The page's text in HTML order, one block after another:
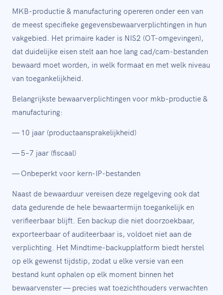
MKB-productie & manufacturing opereren onder een van
de meest specifieke gegevensbewaarverplichtingen in hun
vakgebied. Het primaire kader is NIS2 (OT-omgevingen),
dat duidelijke eisen stelt aan hoe lang cad/cam-bestanden
bewaard moet worden, in welk formaat en met welk niveau
van toegankelijkheid.
Belangrijkste bewaarverplichtingen voor mkb-productie &
manufacturing:
— 10 jaar (productaansprakelijkheid)
— 5–7 jaar (fiscaal)
— Onbeperkt voor kern-IP-bestanden
Naast de bewaarduur vereisen deze regelgeving ook dat
data gedurende de hele bewaartermijn toegankelijk en
verifieerbaar blijft. Een backup die niet doorzoekbaar,
exporteerbaar of auditeerbaar is, voldoet niet aan de
verplichting. Het Mindtime-backupplatform biedt herstel
op elk gewenst tijdstip, zodat u elke versie van een
bestand kunt ophalen op elk moment binnen het
bewaarvenster — precies wat toezichthouders verwachten